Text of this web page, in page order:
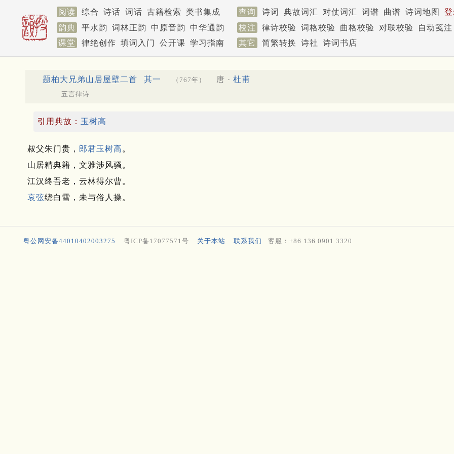
阅读 综合 诗话 词话 古籍检索 类书集成 查询 诗词 典故词汇 对仗词汇 词谱 曲谱 诗词地图
韵典
平水韵 词林正韵 中原音韵 中华通韵 校注 律诗校验 词格校验 曲格校验 对联校验
自动笺注
课堂
律绝创作 填词入门 公开课 学习指南 其它 简繁转换 诗社 诗词书店
题柏大兄弟山居屋壁二首 其一 （767年） 唐 · 杜甫
五言律诗
引用典故： 玉树高
叔父朱门贵， 郎君玉树高 。
山居精典籍，文雅涉风骚。
江汉终吾老，云林得尔曹。
哀弦绕白雪，未与俗人操。
粤公网安备44010402003275 粤ICP备17077571号 关于本站 联系我们 客服：+86 136 0901 3320